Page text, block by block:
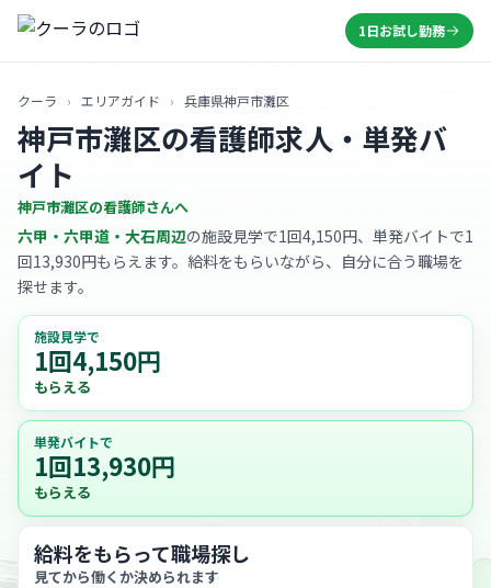
1日お試し勤務
クーラ › エリアガイド › 兵庫県神戸市灘区
神戸市灘区の看護師求人・単発バ
イト
神戸市灘区の看護師さんへ
六甲・六甲道・大石周辺の施設見学で1回4,150円、単発バイトで1
回13,930円もらえます。給料をもらいながら、自分に合う職場を
探せます。
施設見学で
1回4,150円
もらえる
単発バイトで
1回13,930円
もらえる
給料をもらって職場探し
見てから働くか決められます